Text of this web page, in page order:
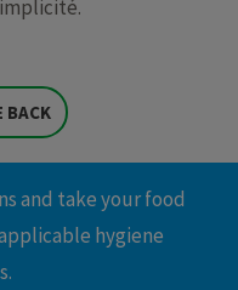
BACK
and take your food
hygiene